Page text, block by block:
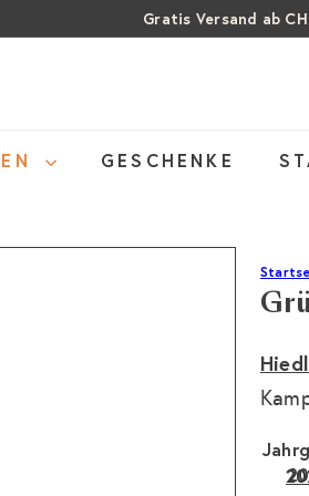
Pause
Gratis Versand ab
Über 15% Rabatt auf
SALE: Bis zu 40% auf
GESCHENKE